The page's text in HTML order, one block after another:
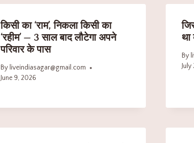
किसी का ‘राम’, निकला किसी का
‘रहीम’ — 3 साल बाद लौटेगा अपने
परिवार के पास
By liveindiasagar@gmail.com
June 9, 2026
था
By
July